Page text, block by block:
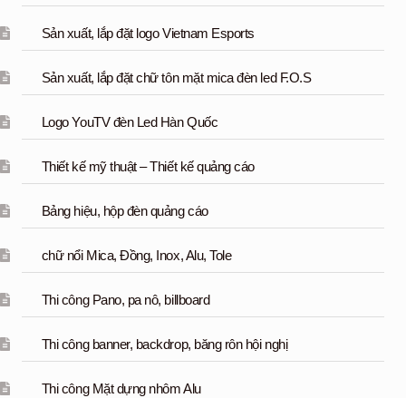
Sản xuất, lắp đặt logo Vietnam Esports
Sản xuất, lắp đặt chữ tôn mặt mica đèn led F.O.S
Logo YouTV đèn Led Hàn Quốc
Thiết kế mỹ thuật – Thiết kế quảng cáo
Bảng hiệu, hộp đèn quảng cáo
chữ nổi Mica, Đồng, Inox, Alu, Tole
Thi công Pano, pa nô, billboard
Thi công banner, backdrop, băng rôn hội nghị
Thi công Mặt dựng nhôm Alu